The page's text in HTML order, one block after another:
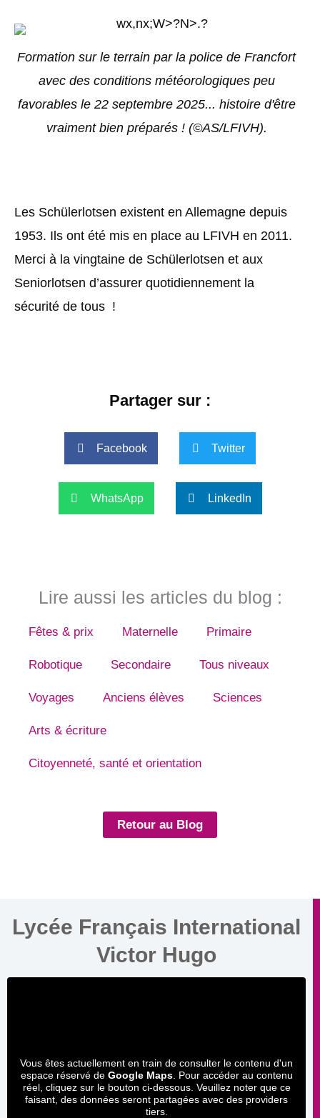
Formation sur le terrain par la police de Francfort
avec des conditions météorologiques peu
favorables le 22 septembre 2025... histoire d'être
vraiment bien préparés ! (©AS/LFIVH).
Les Schülerlotsen existent en Allemagne depuis
1953. Ils ont été mis en place au LFIVH en 2011.
Merci à la vingtaine de Schülerlotsen et aux
Seniorlotsen d’assurer quotidiennement la
sécurité de tous !
Partager sur :
Facebook Twitter
WhatsApp LinkedIn
Lire aussi les articles du blog :
Fêtes & prix Maternelle Primaire
Robotique Secondaire Tous niveaux
Voyages Anciens élèves Sciences
Arts & écriture
Citoyenneté, santé et orientation
Retour au Blog
Lycée Français International
Victor Hugo
Vous êtes actuellement en train de consulter le contenu d'un
espace réservé de Google Maps. Pour accéder au contenu
réel, cliquez sur le bouton ci-dessous. Veuillez noter que ce
faisant, des données seront partagées avec des providers
tiers.